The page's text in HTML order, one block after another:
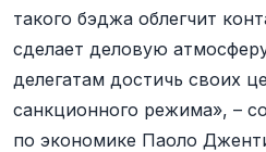
такого бэджа облегчит
сделает деловую
делегатам достичь своих
санкционного режима», –
по экономике Паоло